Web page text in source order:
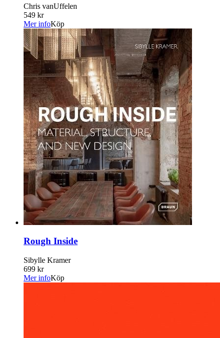
Chris vanUffelen
549 kr
Mer infoKöp
Rough Inside
Sibylle Kramer
699 kr
Mer infoKöp